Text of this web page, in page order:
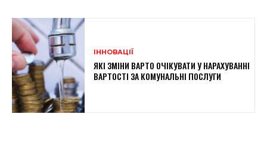
ІННОВАЦІЇ
ЯКІ ЗМІНИ ВАРТО ОЧІКУВАТИ У НАРАХУВАННІ
ВАРТОСТІ ЗА КОМУНАЛЬНІ ПОСЛУГИ